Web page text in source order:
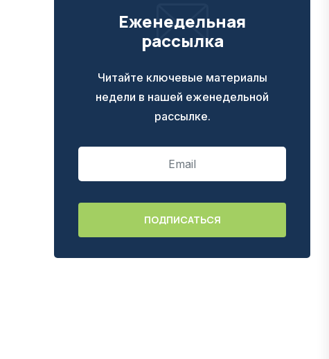
Еженедельная
рассылка
Читайте ключевые материалы
недели в нашей еженедельной
рассылке.